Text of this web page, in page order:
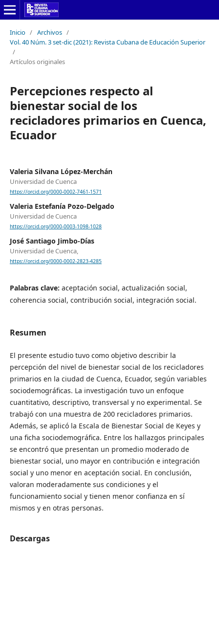
Inicio / Archivos /
Vol. 40 Núm. 3 set-dic (2021): Revista Cubana de Educación Superior
/
Artículos originales
Percepciones respecto al
bienestar social de los
recicladores primarios en Cuenca,
Ecuador
Valeria Silvana López-Merchán
Universidad de Cuenca
https://orcid.org/0000-0002-7461-1571
Valeria Estefanía Pozo-Delgado
Universidad de Cuenca
https://orcid.org/0000-0003-1098-1028
José Santiago Jimbo-Días
Universidad de Cuenca,
https://orcid.org/0000-0002-2823-4285
Palabras clave: aceptación social, actualización social,
coherencia social, contribución social, integración social.
Resumen
El presente estudio tuvo como objetivo describir la
percepción del nivel de bienestar social de los recicladores
primarios en la ciudad de Cuenca, Ecuador, según variables
sociodemográficas. La investigación tuvo un enfoque
cuantitativo, descriptivo, transversal y no experimental. Se
trabajó con una muestra de 200 recicladores primarios.
Además, se aplicó la Escala de Bienestar Social de Keyes y
una ficha sociodemográfica. Entre los hallazgos principales
se encontró que presentan un promedio moderado de
bienestar social, uno mayor en contribución e integración
social y uno menor en aceptación social. En conclusión,
valoran moderadamente sus condiciones y el
funcionamiento social y tienen menor confianza en sí
mismos y en otras personas.
Descargas